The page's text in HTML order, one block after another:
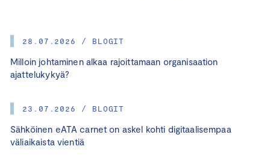
28.07.2026 / BLOGIT
Milloin johtaminen alkaa rajoittamaan organisaation
ajattelukykyä?
23.07.2026 / BLOGIT
Sähköinen eATA carnet on askel kohti digitaalisempaa
väliaikaista vientiä